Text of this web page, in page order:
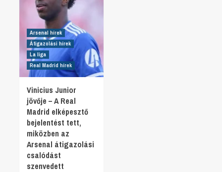
Arsenal hírek
Átigazolási hírek
La liga
Real Madrid hírek
Vinicius Junior
jövője – A Real
Madrid elképesztő
bejelentést tett,
miközben az
Arsenal átigazolási
csalódást
szenvedett